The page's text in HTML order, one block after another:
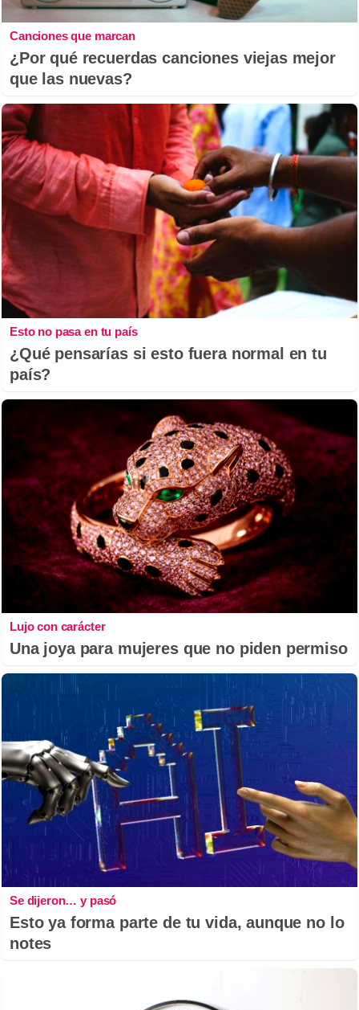
Canciones que marcan
¿Por qué recuerdas canciones viejas mejor
que las nuevas?
Esto no pasa en tu país
¿Qué pensarías si esto fuera normal en tu
país?
Lujo con carácter
Una joya para mujeres que no piden permiso
Se dijeron… y pasó
Esto ya forma parte de tu vida, aunque no lo
notes